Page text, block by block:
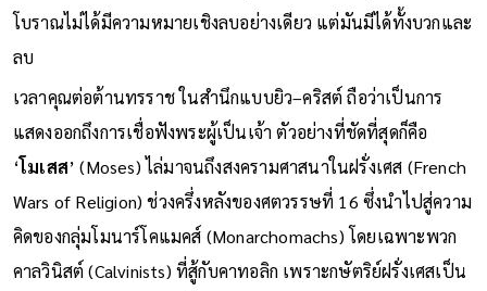
โบราณไม่ได้มีความหมายเชิงลบอย่างเดียว แต่มันมีได้ทั้งบวกและ
ลบ
เวลาคุณต่อต้านทรราช ในสำนึกแบบยิว–คริสต์ ถือว่าเป็นการ
แสดงออกถึงการเชื่อฟังพระผู้เป็นเจ้า ตัวอย่างที่ชัดที่สุดก็คือ
‘โมเสส’ (Moses) ไล่มาจนถึงสงครามศาสนาในฝรั่งเศส (French
Wars of Religion) ช่วงครึ่งหลังของศตวรรษที่ 16 ซึ่งนำไปสู่ความ
คิดของกลุ่มโมนาร์โคแมคส์ (Monarchomachs) โดยเฉพาะพวก
คาลวินิสต์ (Calvinists) ที่สู้กับคาทอลิก เพราะกษัตริย์ฝรั่งเศสเป็น